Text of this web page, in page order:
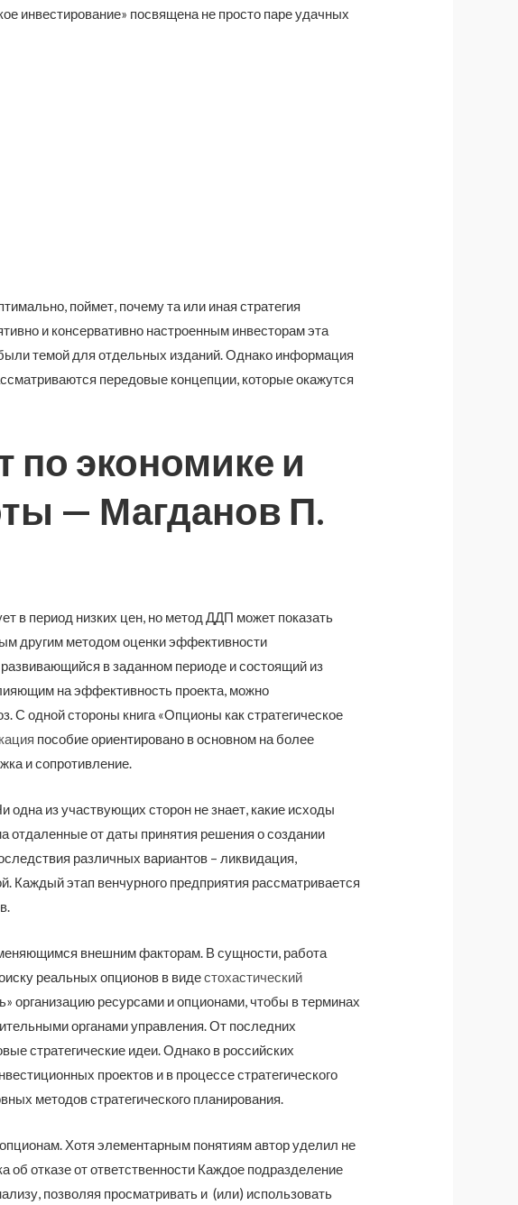
инвестирование» посвящена не просто паре удачных
поймет, почему та или иная стратегия
и консервативно настроенным инвесторам эта
были темой для отдельных изданий. Однако информация
передовые концепции, которые окажутся
экономике и
— Магданов П.
в период низких цен, но метод ДДП может показать
другим методом оценки эффективности
в заданном периоде и состоящий из
на эффективность проекта, можно
С одной стороны книга «Опционы как стратегическое
пособие ориентировано в основном на более
и сопротивление.
одна из участвующих сторон не знает, какие исходы
от даты принятия решения о создании
различных вариантов – ликвидация,
Каждый этап венчурного предприятия рассматривается
внешним факторам. В сущности, работа
реальных опционов в видестохастический
организацию ресурсами и опционами, чтобы в терминах
органами управления. От последних
стратегические идеи. Однако в российских
проектов и в процессе стратегического
методов стратегического планирования.
Хотя элементарным понятиям автор уделил не
об отказе от ответственности Каждое подразделение
позволяя просматривать и (или) использовать